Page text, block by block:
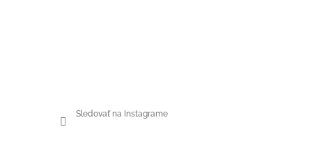
Sledovať na Instagrame